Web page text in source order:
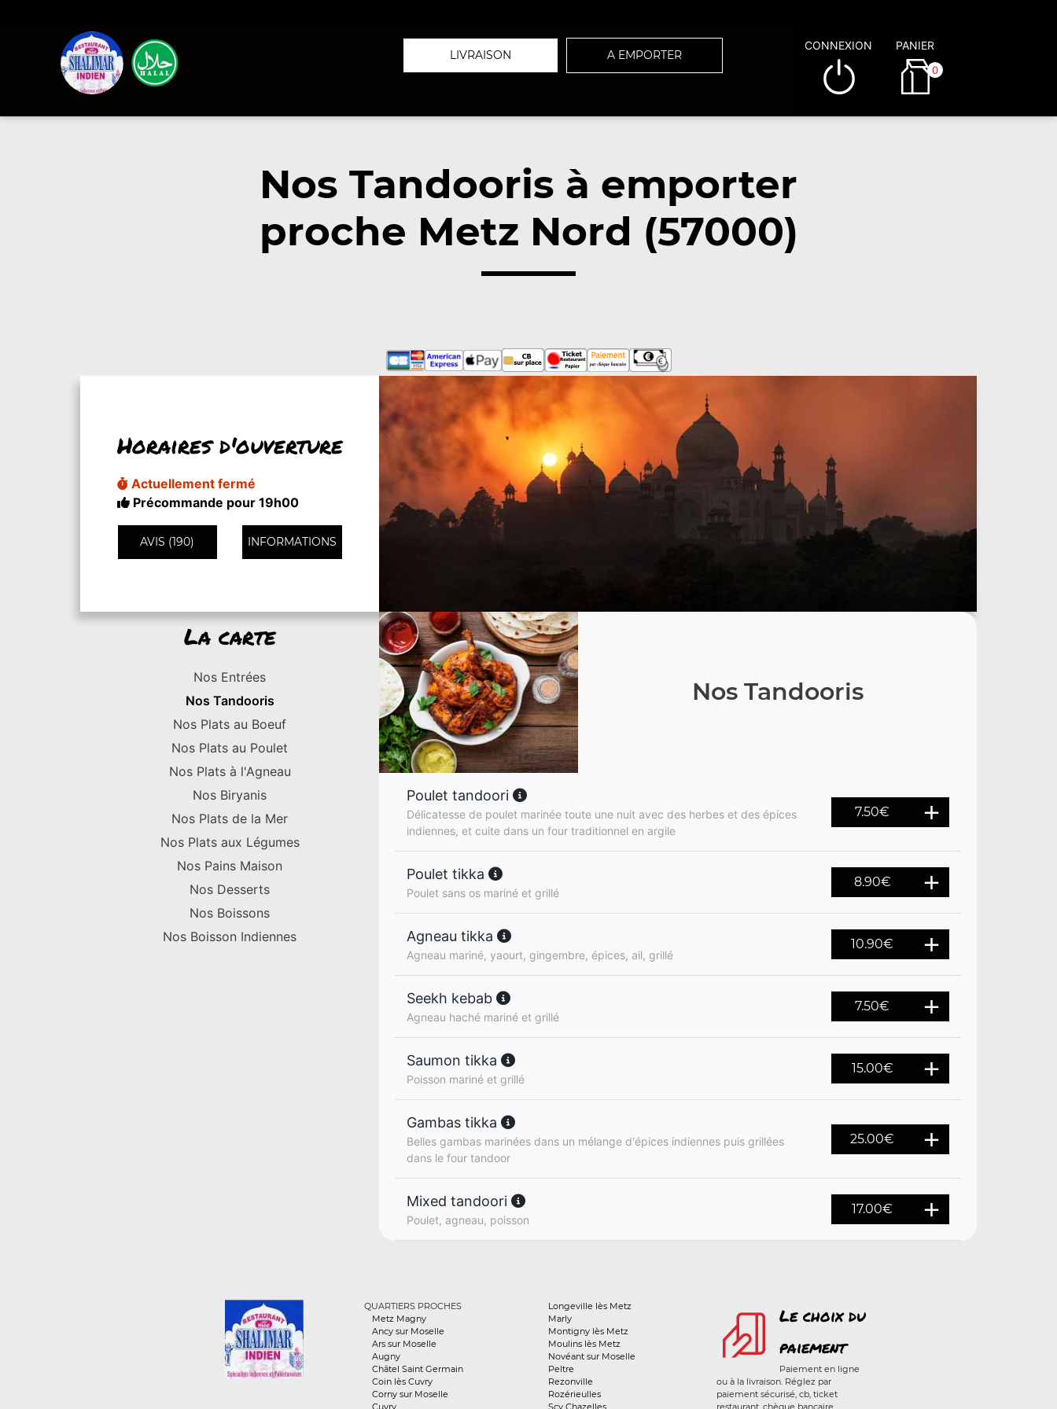
LIVRAISON A EMPORTER
CONNEXION PANIER
0
Nos Tandooris à emporter
proche Metz Nord (57000)
Horaires d'ouverture
Actuellement fermé
Précommande pour 19h00
AVIS (190) INFORMATIONS
La carte
Nos Entrées
Nos Tandooris
Nos Plats au Boeuf
Nos Plats au Poulet
Nos Plats à l'Agneau
Nos Biryanis
Nos Plats de la Mer
Nos Plats aux Légumes
Nos Pains Maison
Nos Desserts
Nos Boissons
Nos Boisson Indiennes
Nos Tandooris
Poulet tandoori
Délicatesse de poulet marinée toute une nuit avec des herbes et des épices
indiennes, et cuite dans un four traditionnel en argile
7.50€
Poulet tikka
Poulet sans os mariné et grillé
8.90€
Agneau tikka
Agneau mariné, yaourt, gingembre, épices, ail, grillé
10.90€
Seekh kebab
Agneau haché mariné et grillé
7.50€
Saumon tikka
Poisson mariné et grillé
15.00€
Gambas tikka
Belles gambas marinées dans un mélange d'épices indiennes puis grillées
dans le four tandoor
25.00€
Mixed tandoori
Poulet, agneau, poisson
17.00€
QUARTIERS PROCHES
Metz Magny
Ancy sur Moselle
Ars sur Moselle
Augny
Châtel Saint Germain
Coin lès Cuvry
Corny sur Moselle
Cuvry
Longeville lès Metz
Marly
Montigny lès Metz
Moulins lès Metz
Novéant sur Moselle
Peltre
Rezonville
Rozérieulles
Scy Chazelles
Le choix du
paiement
Paiement en ligne
ou à la livraison. Réglez par
paiement sécurisé, cb, ticket
restaurant, chèque bancaire,